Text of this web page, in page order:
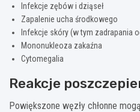
Infekcje zębów i dziąseł
Zapalenie ucha środkowego
Infekcje skóry (w tym zadrapania
Mononukleoza zakaźna
Cytomegalia
Reakcje
Powiększone węzły chłonne